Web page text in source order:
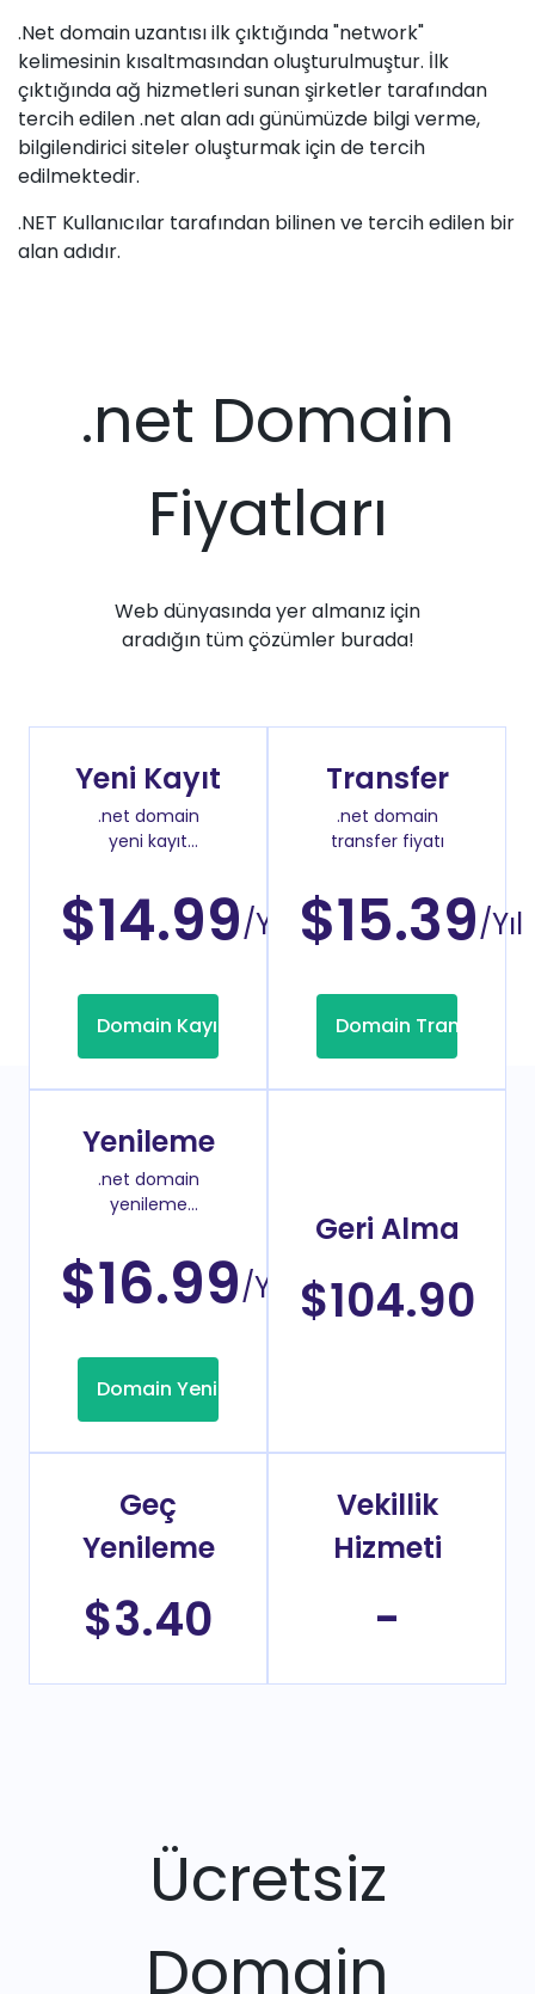
.Net domain uzantısı ilk çıktığında "network"
kelimesinin kısaltmasından oluşturulmuştur. İlk
çıktığında ağ hizmetleri sunan şirketler tarafından
tercih edilen .net alan adı günümüzde bilgi verme,
bilgilendirici siteler oluşturmak için de tercih
edilmektedir.
.NET Kullanıcılar tarafından bilinen ve tercih edilen bir
alan adıdır.
.net Domain
Fiyatları
Web dünyasında yer almanız için
aradığın tüm çözümler burada!
Yeni Kayıt
.net domain
yeni kayıt
$14.99/Yıl
Domain Kayıt
Transfer
.net domain
transfer fiyatı
$15.39/Yıl
Domain Transfer
Yenileme
.net domain
yenileme
$16.99/Yıl
Domain Yenileme
Geri Alma
$104.90
Geç
Yenileme
$3.40
Vekillik
Hizmeti
-
Ücretsiz
Domain